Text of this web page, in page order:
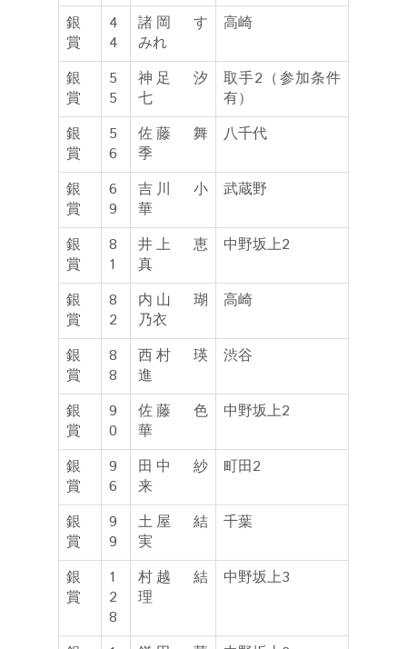
銀
賞
4
4
諸岡 す
みれ
高崎
銀
賞
5
5
神足 汐
七
取手2（参加条件
有）
銀
賞
5
6
佐藤 舞
季
八千代
銀
賞
6
9
吉川 小
華
武蔵野
銀
賞
8
1
井上 恵
真
中野坂上2
銀
賞
8
2
内山 瑚
乃衣
高崎
銀
賞
8
8
西村 瑛
進
渋谷
銀
賞
9
0
佐藤 色
華
中野坂上2
銀
賞
9
6
田中 紗
来
町田2
銀
賞
9
9
土屋 結
実
千葉
銀
賞
1
2
8
村越 結
理
中野坂上3